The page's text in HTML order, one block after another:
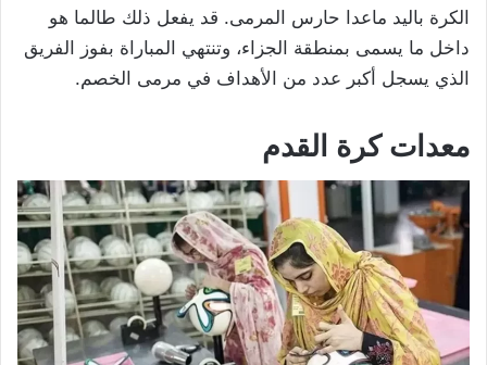
الكرة باليد ماعدا حارس المرمى. قد يفعل ذلك طالما هو
داخل ما يسمى بمنطقة الجزاء، وتنتهي المباراة بفوز الفريق
الذي يسجل أكبر عدد من الأهداف في مرمى الخصم.
معدات كرة القدم